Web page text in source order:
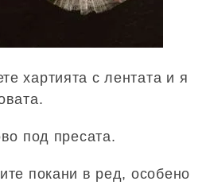
хартията с лентата и я
под пресата.
покани в ред, особено